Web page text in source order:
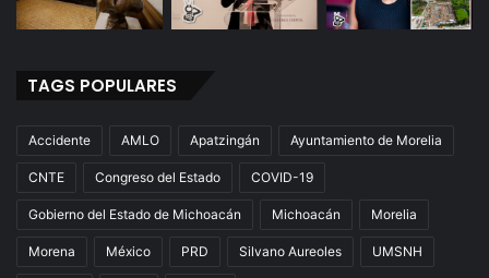
TAGS POPULARES
Accidente AMLO Apatzingán Ayuntamiento de Morelia
CNTE Congreso del Estado COVID-19
Gobierno del Estado de Michoacán Michoacán Morelia
Morena México PRD Silvano Aureoles UMSNH